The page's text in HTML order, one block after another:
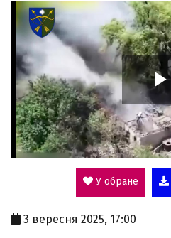
P
l
a
У обране
3 вересня 2025, 17:00